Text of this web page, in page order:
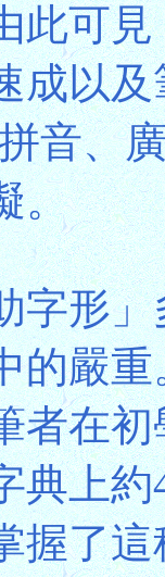
此可
成以
音、
。
字形
的嚴
者在
典上
握了